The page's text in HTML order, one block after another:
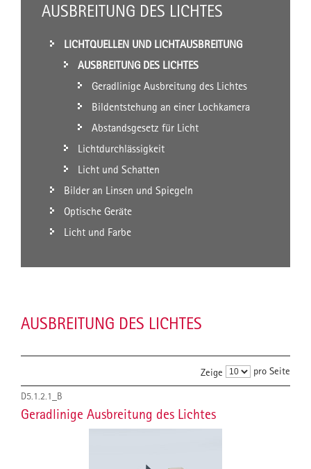
AUSBREITUNG DES LICHTES
LICHTQUELLEN UND LICHTAUSBREITUNG
AUSBREITUNG DES LICHTES
Geradlinige Ausbreitung des Lichtes
Bildentstehung an einer Lochkamera
Abstandsgesetz für Licht
Lichtdurchlässigkeit
Licht und Schatten
Bilder an Linsen und Spiegeln
Optische Geräte
Licht und Farbe
AUSBREITUNG DES LICHTES
Zeige pro Seite
D5.1.2.1_B
Geradlinige Ausbreitung des Lichtes